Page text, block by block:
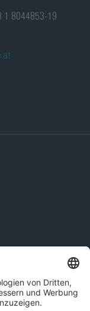
1 8044853-19